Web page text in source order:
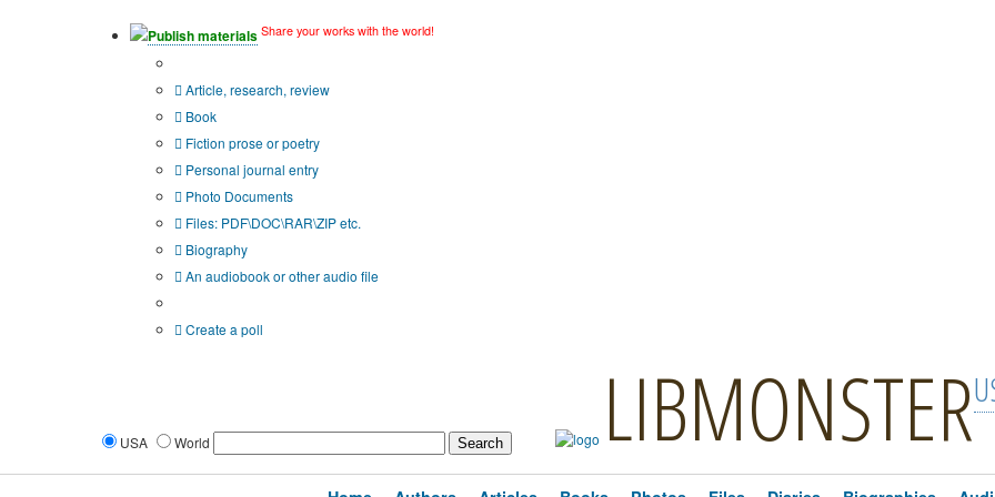
Publish materials Share your works with the world!
Article, research, review
Book
Fiction prose or poetry
Personal journal entry
Photo Documents
Files: PDF\DOC\RAR\ZIP etc.
Biography
An audiobook or other audio file
Create a poll
USA World LIBMONSTER